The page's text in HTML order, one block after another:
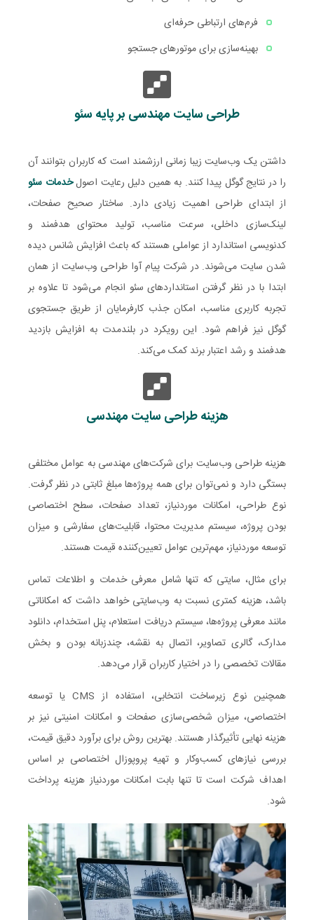
فرم‌های ارتباطی حرفه‌ای
بهینه‌سازی برای موتورهای جستجو
طراحی سایت مهندسی بر پایه سئو
داشتن یک وب‌سایت زیبا زمانی ارزشمند است که کاربران بتوانند آن
را در نتایج گوگل پیدا کنند. به همین دلیل رعایت اصولخدمات سئو
از ابتدای طراحی اهمیت زیادی دارد. ساختار صحیح صفحات،
لینک‌سازی داخلی، سرعت مناسب، تولید محتوای هدفمند و
کدنویسی استاندارد از عواملی هستند که باعث افزایش شانس دیده
شدن سایت می‌شوند. در شرکت پیام آوا طراحی وب‌سایت از همان
ابتدا با در نظر گرفتن استانداردهای سئو انجام می‌شود تا علاوه بر
تجربه کاربری مناسب، امکان جذب کارفرمایان از طریق جستجوی
گوگل نیز فراهم شود. این رویکرد در بلندمدت به افزایش بازدید
هدفمند و رشد اعتبار برند کمک می‌کند.
هزینه طراحی سایت مهندسی
هزینه طراحی وب‌سایت برای شرکت‌های مهندسی به عوامل مختلفی
بستگی دارد و نمی‌توان برای همه پروژه‌ها مبلغ ثابتی در نظر گرفت.
نوع طراحی، امکانات موردنیاز، تعداد صفحات، سطح اختصاصی
بودن پروژه، سیستم مدیریت محتوا، قابلیت‌های سفارشی و میزان
توسعه موردنیاز، مهم‌ترین عوامل تعیین‌کننده قیمت هستند.
برای مثال، سایتی که تنها شامل معرفی خدمات و اطلاعات تماس
باشد، هزینه کمتری نسبت به وب‌سایتی خواهد داشت که امکاناتی
مانند معرفی پروژه‌ها، سیستم دریافت استعلام، پنل استخدام، دانلود
مدارک، گالری تصاویر، اتصال به نقشه، چندزبانه بودن و بخش
مقالات تخصصی را در اختیار کاربران قرار می‌دهد.
همچنین نوع زیرساخت انتخابی، استفاده از CMS یا توسعه
اختصاصی، میزان شخصی‌سازی صفحات و امکانات امنیتی نیز بر
هزینه نهایی تأثیرگذار هستند. بهترین روش برای برآورد دقیق قیمت،
بررسی نیازهای کسب‌وکار و تهیه پروپوزال اختصاصی بر اساس
اهداف شرکت است تا تنها بابت امکانات موردنیاز هزینه پرداخت
شود.